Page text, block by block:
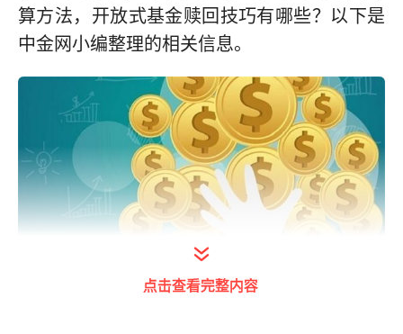
算方法，开放式基金赎回技巧有哪些？以下是
中金网小编整理的相关信息。
点击查看完整内容